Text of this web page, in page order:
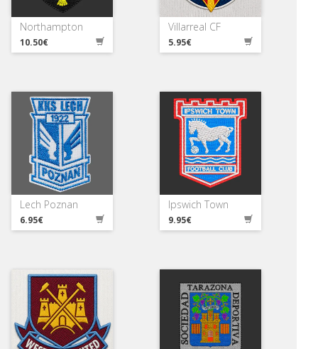
Northampton
10.50€
Villarreal CF
5.95€
Lech Poznan
6.95€
Ipswich Town
9.95€